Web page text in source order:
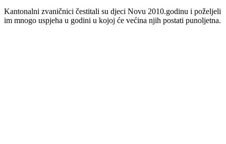
kad god je to moguće, za rješavanje različitih problema na koje
djeca šehida i poginulih boraca.